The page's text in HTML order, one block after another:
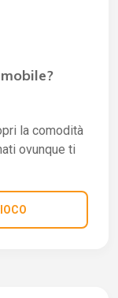
la comodità
ovunque ti